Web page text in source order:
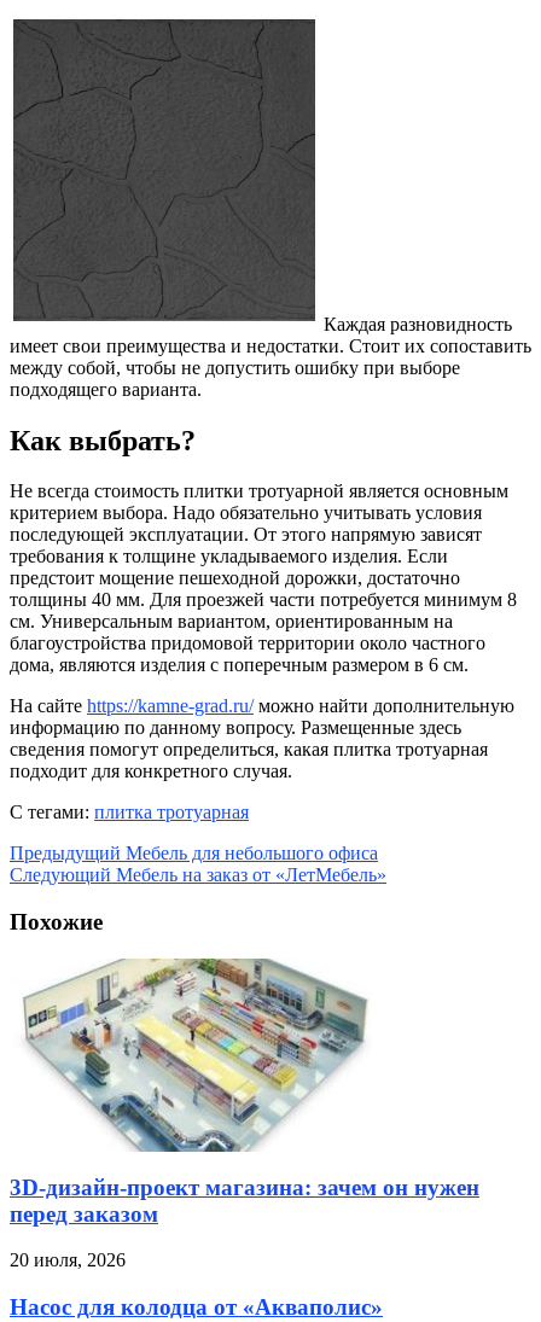
Каждая разновидность
имеет свои преимущества и недостатки. Стоит их сопоставить
между собой, чтобы не допустить ошибку при выборе
подходящего варианта.
Как выбрать?
Не всегда стоимость плитки тротуарной является основным
критерием выбора. Надо обязательно учитывать условия
последующей эксплуатации. От этого напрямую зависят
требования к толщине укладываемого изделия. Если
предстоит мощение пешеходной дорожки, достаточно
толщины 40 мм. Для проезжей части потребуется минимум 8
см. Универсальным вариантом, ориентированным на
благоустройства придомовой территории около частного
дома, являются изделия с поперечным размером в 6 см.
На сайте https://kamne-grad.ru/можно найти дополнительную
информацию по данному вопросу. Размещенные здесь
сведения помогут определиться, какая плитка тротуарная
подходит для конкретного случая.
С тегами: плитка тротуарная
Предыдущий Мебель для небольшого офиса
Следующий Мебель на заказ от «ЛетМебель»
Похожие
3D-дизайн-проект магазина: зачем он нужен
перед заказом
20 июля, 2026
Насос для колодца от «Акваполис»